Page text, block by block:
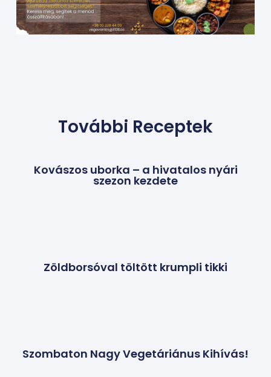
További Receptek
Kovászos uborka – a hivatalos nyári
szezon kezdete
Zöldborsóval töltött krumpli tikki
Szombaton Nagy Vegetáriánus Kihívás!